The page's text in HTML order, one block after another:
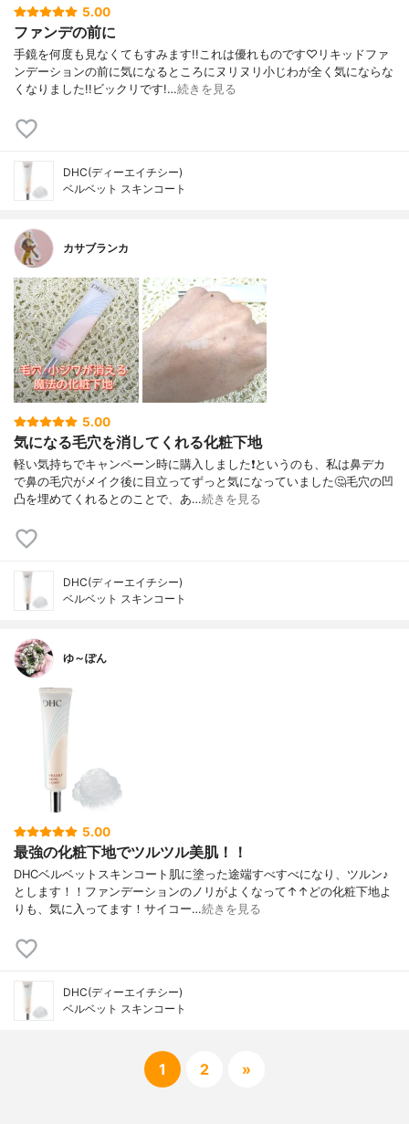
5.00
ファンデの前に
手鏡を何度も見なくてもすみます!!これは優れものです♡リキッドファ
ンデーションの前に気になるところにヌリヌリ小じわが全く気にならな
くなりました!!ビックリです!…続きを見る
DHC(ディーエイチシー)
ベルベット スキンコート
カサブランカ
5.00
気になる毛穴を消してくれる化粧下地
軽い気持ちでキャンペーン時に購入しました❗️というのも、私は鼻デカ
で鼻の毛穴がメイク後に目立ってずっと気になっていました🤔毛穴の凹
凸を埋めてくれるとのことで、あ…続きを見る
DHC(ディーエイチシー)
ベルベット スキンコート
ゆ～ぽん
5.00
最強の化粧下地でツルツル美肌！！
DHCベルベットスキンコート肌に塗った途端すべすべになり、ツルン♪
とします！！ファンデーションのノリがよくなって↑↑どの化粧下地よ
りも、気に入ってます！サイコー…続きを見る
DHC(ディーエイチシー)
ベルベット スキンコート
1 2 »